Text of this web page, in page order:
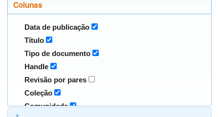
Colunas
Data de publicação
Título
Tipo de documento
Handle
Revisão por pares
Coleção
Comunidade